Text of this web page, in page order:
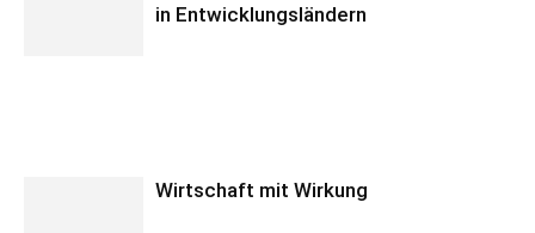
in Entwicklungsländern
Wirtschaft mit Wirkung